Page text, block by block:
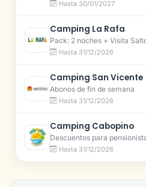
Hasta 30/01/2027
Camping La Rafa
Pack: 2 noches + Visita
Hasta 31/12/2026
Camping San Vicente
Abonos de fin de semana
Hasta 31/12/2026
Camping Cabopino
Descuentos para
Hasta 31/12/2026